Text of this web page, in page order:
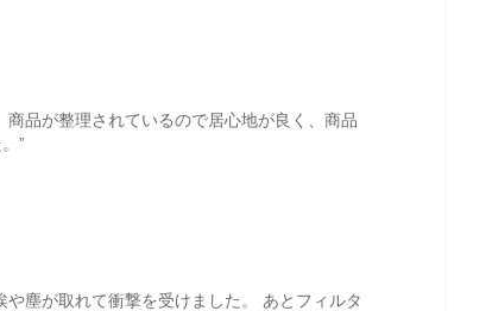
品が整理されているので居心地が良く、商品
”
塵が取れて衝撃を受けました。 あとフィルタ